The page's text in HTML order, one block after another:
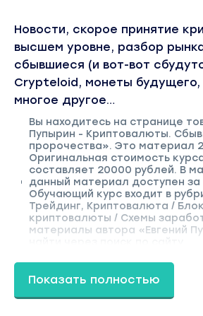
Новости, скорое принятие
высшем уровне, разбор
сбывшиеся (и вот-вот
Crypteloid, монеты будущего,
многое другое…
Вы находитесь на странице
Пупырин - Криптовалюты.
пророчества». Это материал
Оригинальная стоимость
составляет 20000 рублей. В
данный материал доступен за
Обучающий курс входит в
Трейдинг, Криптовалюта /
криптовалюты / Схемы
материалы автора «Евгений
Показать полностью